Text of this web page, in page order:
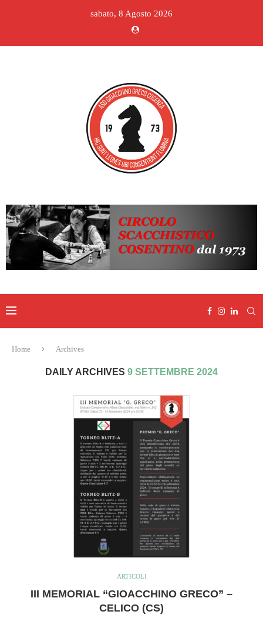
sabato, 8 Agosto 2026
Home Archives
DAILY ARCHIVES 9 SETTEMBRE 2024
ARTICOLI
III MEMORIAL “GIOACCHINO GRECO” –
CELICO (CS)